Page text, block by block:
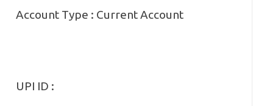
Account Type : Current Account
UPI ID :